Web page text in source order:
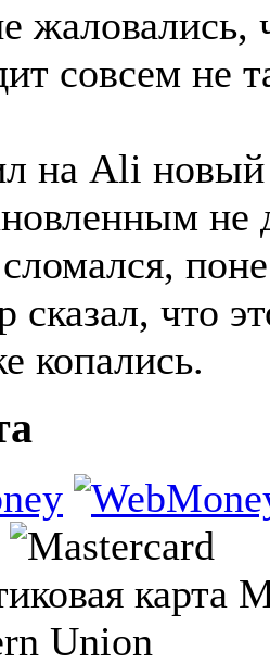
жаловались,
совсем не
на Ali
не
сказал, что
копались.